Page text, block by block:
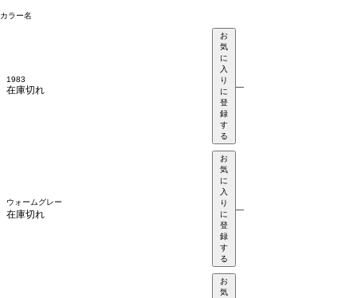
カラー名
1983
在庫切れ
お
気
に
入
り
に
登
録
す
る
—
ウォームグレー
在庫切れ
お
気
に
入
り
に
登
録
す
る
—
お
気